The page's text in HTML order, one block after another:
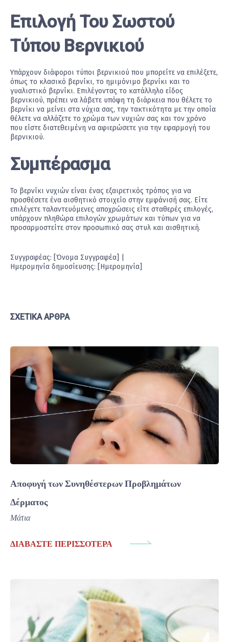
Επιλογή Του Σωστού
Τύπου Βερνικιού
Υπάρχουν διάφοροι τύποι βερνικιού που μπορείτε να επιλέξετε,
όπως το κλασικό βερνίκι, το ημιμόνιμο βερνίκι και το
γυαλιστικό βερνίκι. Επιλέγοντας το κατάλληλο είδος
βερνικιού, πρέπει να λάβετε υπόψη τη διάρκεια που θέλετε το
βερνίκι να μείνει στα νύχια σας, την τακτικότητα με την οποία
θέλετε να αλλάζετε το χρώμα των νυχιών σας και τον χρόνο
που είστε διατεθειμένη να αφιερώσετε για την εφαρμογή του
βερνικιού.
Συμπέρασμα
Το βερνίκι νυχιών είναι ένας εξαιρετικός τρόπος για να
προσθέσετε ένα αισθητικό στοιχείο στην εμφάνισή σας. Είτε
επιλέγετε ταλαντευόμενες αποχρώσεις είτε σταθερές επιλογές,
υπάρχουν πληθώρα επιλογών χρωμάτων και τύπων για να
προσαρμοστείτε στον προσωπικό σας στυλ και αισθητική.
Συγγραφέας: [Όνομα Συγγραφέα] |
Ημερομηνία δημοσίευσης: [Ημερομηνία]
ΣΧΕΤΙΚΆ ΆΡΘΡΑ
Αποφυγή των Συνηθέστερων Προβλημάτων
Δέρματος
Μάτια
ΔΙΑΒΆΣΤΕ ΠΕΡΙΣΣΌΤΕΡΑ